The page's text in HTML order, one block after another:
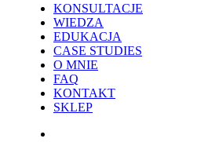
search
Menu
KONSULTACJE
WIEDZA
EDUKACJA
CASE STUDIES
O MNIE
FAQ
KONTAKT
SKLEP